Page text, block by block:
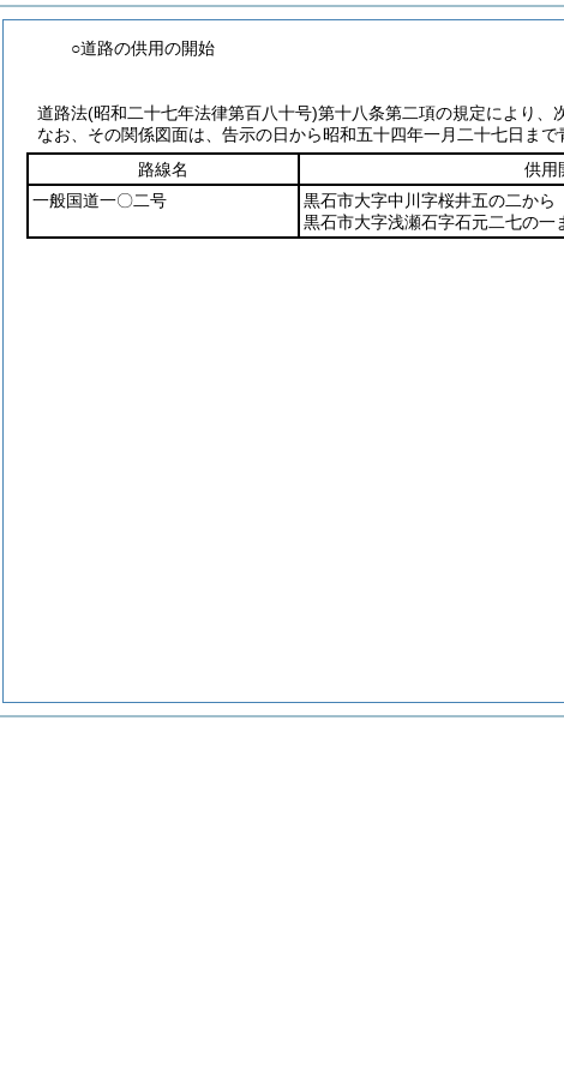
○道路の供用の開始
道路法(昭和二十七年法律第百八十号)第十八条第二項の規定により、
なお、その関係図面は、告示の日から昭和五十四年一月二十七日ま
路線名
供用
一般国道一〇二号
黒石市大字中川字桜井五の二から
黒石市大字浅瀬石字石元二七の一